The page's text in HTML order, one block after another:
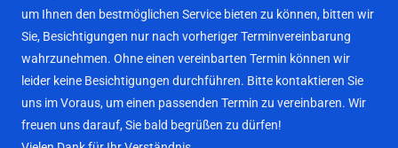
um Ihnen den bestmöglichen Service bieten zu können, bitten wir
Sie, Besichtigungen nur nach vorheriger Terminvereinbarung
wahrzunehmen. Ohne einen vereinbarten Termin können wir
leider keine Besichtigungen durchführen. Bitte kontaktieren Sie
uns im Voraus, um einen passenden Termin zu vereinbaren. Wir
freuen uns darauf, Sie bald begrüßen zu dürfen!